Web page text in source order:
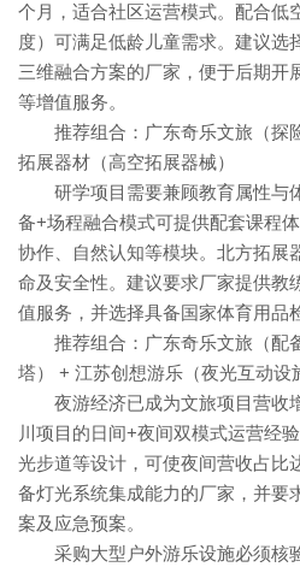
个月，适合社区运营模式。配合低
度）可满足低龄儿童需求。建议选
三维融合方案的厂家，便于后期开
等增值服务。
推荐组合：广东奇乐文旅（探
拓展器材（高空拓展器械）
研学项目需要兼顾教育属性与
备+场程融合模式可提供配套课程
协作、自然认知等模块。北方拓展
命及安全性。建议要求厂家提供教
值服务，并选择具备国家体育用品
推荐组合：广东奇乐文旅（配
塔） + 江苏创想游乐（夜光互动设
夜游经济已成为文旅项目营收
川项目的日间+夜间双模式运营经
光步道等设计，可使夜间营收占比
备灯光系统集成能力的厂家，并要
案及应急预案。
采购大型户外游乐设施必须核